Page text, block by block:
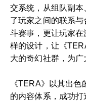
交系统，从组队副
了玩家之间的联系
斗赛事，更让玩家
样的设计，让《
大的奇幻社群，为广
《TERA》以其出
的内容体系，成功